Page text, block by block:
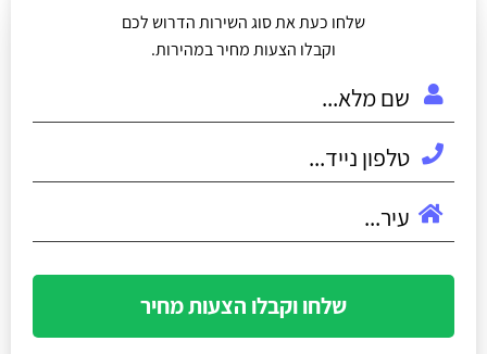
שלחו כעת את סוג השירות הדרוש לכם
וקבלו הצעות מחיר במהירות.
שלחו וקבלו הצעות מחיר